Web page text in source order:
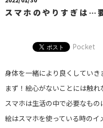
店
お
スマホのやりすぎは…
Pocket
身体を一緒により良くしてい
まず！絵心がないことには触
スマホは生活の中で必要なもの
絵はスマホを使っている時のイ